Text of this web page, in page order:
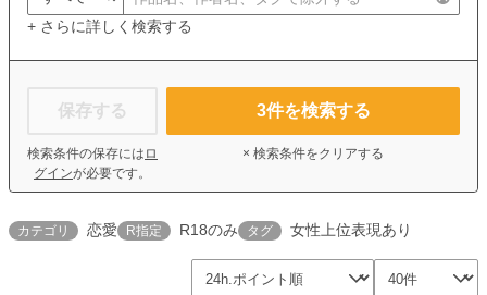
+ さらに詳しく検索する
保存する
検索条件の保存には ロ
グインが必要です。
3件を検索する
× 検索条件をクリアする
カテゴリ 恋愛 R指定 R18のみ タグ 女性上位表現あり